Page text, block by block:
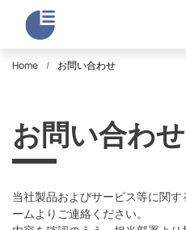
Home お問い合わせ
お問い合わせ
当社製品およびサービス等に関
ームよりご連絡ください。